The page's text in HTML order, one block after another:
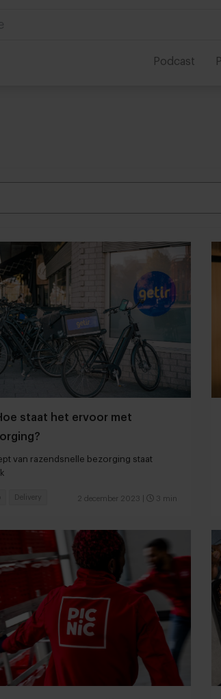
Podcast
staat het ervoor met
van razendsnelle bezorging staat
2 december 2023 3 min
Delivery